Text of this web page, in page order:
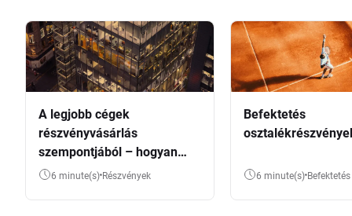
A legjobb cégek
részvényvásárlás
szempontjából – hogyan
válasszunk?
6 minute(s) Részvények
Befektetés
6 minute(s) Befektetés